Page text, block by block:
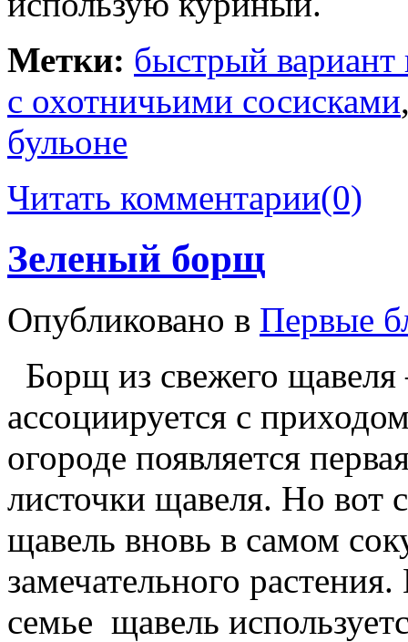
Метки: быстрый вариант
с охотничьими сосисками
бульоне
Читать комментарии(0)
Зеленый борщ
Опубликовано в Первые
Борщ из свежего
ассоциируется с
огороде появляется
листочки щавеля. Но вот
щавель вновь в самом
замечательного
семье щавель